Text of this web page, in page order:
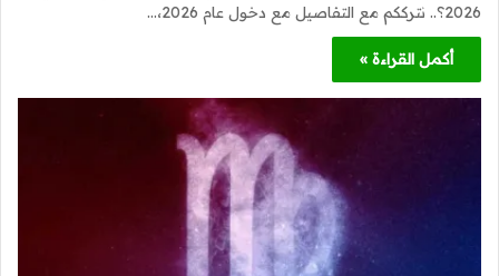
2026؟.. نترككم مع التفاصيل مع دخول عام 2026،…
أكمل القراءة »